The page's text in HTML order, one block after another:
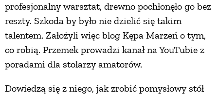
profesjonalny warsztat, drewno pochłonęło go bez
reszty. Szkoda by było nie dzielić się takim
talentem. Założyli więc blog Kępa Marzeń o tym,
co robią. Przemek prowadzi kanał na YouTubie z
poradami dla stolarzy amatorów.
Dowiedzą się z niego, jak zrobić pomysłowy stół